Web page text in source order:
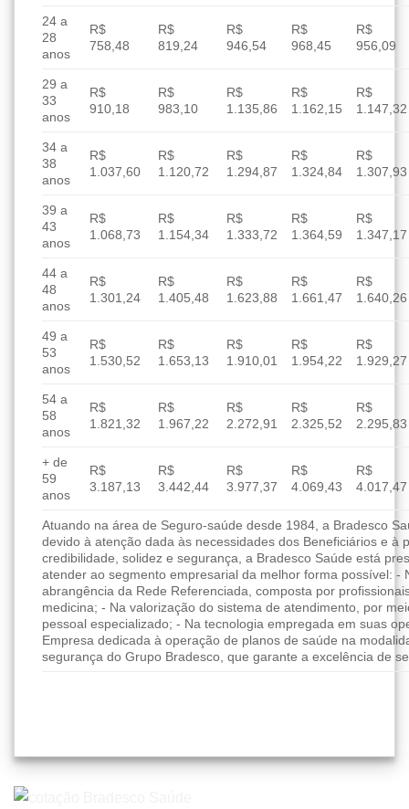
24 a
28
anos
R$
758,48
R$
819,24
R$
946,54
R$
968,45
R$
956,09
29 a
33
anos
R$
910,18
R$
983,10
R$
1.135,86
R$
1.162,15
R$
1.147,32
34 a
38
anos
R$
1.037,60
R$
1.120,72
R$
1.294,87
R$
1.324,84
R$
1.307,93
39 a
43
anos
R$
1.068,73
R$
1.154,34
R$
1.333,72
R$
1.364,59
R$
1.347,17
44 a
48
anos
R$
1.301,24
R$
1.405,48
R$
1.623,88
R$
1.661,47
R$
1.640,26
49 a
53
anos
R$
1.530,52
R$
1.653,13
R$
1.910,01
R$
1.954,22
R$
1.929,27
54 a
58
anos
R$
1.821,32
R$
1.967,22
R$
2.272,91
R$
2.325,52
R$
2.295,83
+ de
59
anos
R$
3.187,13
R$
3.442,44
R$
3.977,37
R$
4.069,43
R$
4.017,47
Atuando na área de Seguro-saúde desde 1984, a Bradesco
devido à atenção dada às necessidades dos Beneficiários e
credibilidade, solidez e segurança, a Bradesco Saúde está
atender ao segmento empresarial da melhor forma possível:
abrangência da Rede Referenciada, composta por
medicina; - Na valorização do sistema de atendimento, por
pessoal especializado; - Na tecnologia empregada em suas
Empresa dedicada à operação de planos de saúde na
segurança do Grupo Bradesco, que garante a excelência de